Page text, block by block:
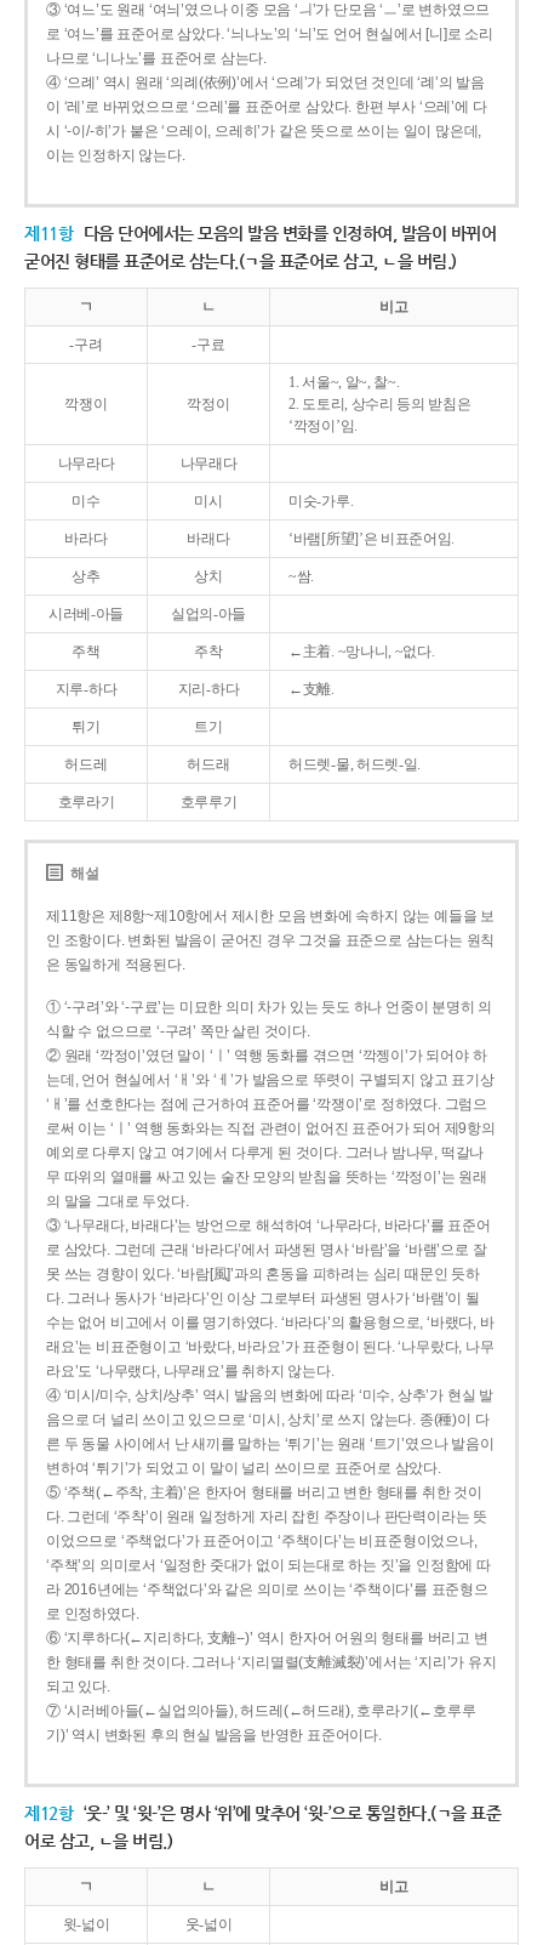
③ ‘여느’도 원래 ‘여늬’였으나 이중 모음 ‘ㅢ’가 단모음 ‘ㅡ’로 변하였으므
로 ‘여느’를 표준어로 삼았다. ‘늬나노’의 ‘늬’도 언어 현실에서 [니]로 소리
나므로 ‘니나노’를 표준어로 삼는다.
④ ‘으례’ 역시 원래 ‘의례(依例)’에서 ‘으례’가 되었던 것인데 ‘례’의 발음
이 ‘레’로 바뀌었으므로 ‘으레’를 표준어로 삼았다. 한편 부사 ‘으레’에 다
시 ‘-이/-히’가 붙은 ‘으레이, 으레히’가 같은 뜻으로 쓰이는 일이 많은데,
이는 인정하지 않는다.
제11항 다음 단어에서는 모음의 발음 변화를 인정하여, 발음이 바뀌어
굳어진 형태를 표준어로 삼는다.(ㄱ을 표준어로 삼고, ㄴ을 버림.)
ㄱ ㄴ 비고
-구려 -구료
깍쟁이 깍정이
1. 서울~, 알~, 찰~.
2. 도토리, 상수리 등의 받침은
‘깍정이’임.
나무라다 나무래다
미수 미시 미숫-가루.
바라다 바래다 ‘바램[所望]’은 비표준어임.
상추 상치 ~쌈.
시러베-아들 실업의-아들
주책 주착 ←主着. ~망나니, ~없다.
지루-하다 지리-하다 ←支離.
튀기 트기
허드레 허드래 허드렛-물, 허드렛-일.
호루라기 호루루기
해설
제11항은 제8항~제10항에서 제시한 모음 변화에 속하지 않는 예들을 보
인 조항이다. 변화된 발음이 굳어진 경우 그것을 표준으로 삼는다는 원칙
은 동일하게 적용된다.
① ‘-구려’와 ‘-구료’는 미묘한 의미 차가 있는 듯도 하나 언중이 분명히 의
식할 수 없으므로 ‘-구려’ 쪽만 살린 것이다.
② 원래 ‘깍정이’였던 말이 ‘ㅣ’ 역행 동화를 겪으면 ‘깍젱이’가 되어야 하
는데, 언어 현실에서 ‘ㅐ’와 ‘ㅔ’가 발음으로 뚜렷이 구별되지 않고 표기상
‘ㅐ’를 선호한다는 점에 근거하여 표준어를 ‘깍쟁이’로 정하였다. 그럼으
로써 이는 ‘ㅣ’ 역행 동화와는 직접 관련이 없어진 표준어가 되어 제9항의
예외로 다루지 않고 여기에서 다루게 된 것이다. 그러나 밤나무, 떡갈나
무 따위의 열매를 싸고 있는 술잔 모양의 받침을 뜻하는 ‘깍정이’는 원래
의 말을 그대로 두었다.
③ ‘나무래다, 바래다’는 방언으로 해석하여 ‘나무라다, 바라다’를 표준어
로 삼았다. 그런데 근래 ‘바라다’에서 파생된 명사 ‘바람’을 ‘바램’으로 잘
못 쓰는 경향이 있다. ‘바람[風]’과의 혼동을 피하려는 심리 때문인 듯하
다. 그러나 동사가 ‘바라다’인 이상 그로부터 파생된 명사가 ‘바램’이 될
수는 없어 비고에서 이를 명기하였다. ‘바라다’의 활용형으로, ‘바랬다, 바
래요’는 비표준형이고 ‘바랐다, 바라요’가 표준형이 된다. ‘나무랐다, 나무
라요’도 ‘나무랬다, 나무래요’를 취하지 않는다.
④ ‘미시/미수, 상치/상추’ 역시 발음의 변화에 따라 ‘미수, 상추’가 현실 발
음으로 더 널리 쓰이고 있으므로 ‘미시, 상치’로 쓰지 않는다. 종(種)이 다
른 두 동물 사이에서 난 새끼를 말하는 ‘튀기’는 원래 ‘트기’였으나 발음이
변하여 ‘튀기’가 되었고 이 말이 널리 쓰이므로 표준어로 삼았다.
⑤ ‘주책(←주착, 主着)’은 한자어 형태를 버리고 변한 형태를 취한 것이
다. 그런데 ‘주착’이 원래 일정하게 자리 잡힌 주장이나 판단력이라는 뜻
이었으므로 ‘주책없다’가 표준어이고 ‘주책이다’는 비표준형이었으나,
‘주책’의 의미로서 ‘일정한 줏대가 없이 되는대로 하는 짓’을 인정함에 따
라 2016년에는 ‘주책없다’와 같은 의미로 쓰이는 ‘주책이다’를 표준형으
로 인정하였다.
⑥ ‘지루하다(←지리하다, 支離--)’ 역시 한자어 어원의 형태를 버리고 변
한 형태를 취한 것이다. 그러나 ‘지리멸렬(支離滅裂)’에서는 ‘지리’가 유지
되고 있다.
⑦ ‘시러베아들(←실업의아들), 허드레(←허드래), 호루라기(←호루루
기)’ 역시 변화된 후의 현실 발음을 반영한 표준어이다.
제12항 ‘웃-’ 및 ‘윗-’은 명사 ‘위’에 맞추어 ‘윗-’으로 통일한다.(ㄱ을 표준
어로 삼고, ㄴ을 버림.)
ㄱ ㄴ 비고
윗-넓이 웃-넓이